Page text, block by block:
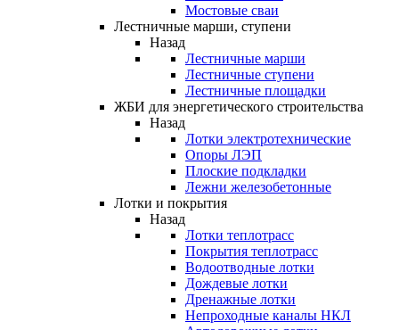
Мостовые сваи
Лестничные марши, ступени
Назад
Лестничные марши
Лестничные ступени
Лестничные площадки
ЖБИ для энергетического строительства
Назад
Лотки электротехнические
Опоры ЛЭП
Плоские подкладки
Лежни железобетонные
Лотки и покрытия
Назад
Лотки теплотрасс
Покрытия теплотрасс
Водоотводные лотки
Дождевые лотки
Дренажные лотки
Непроходные каналы НКЛ